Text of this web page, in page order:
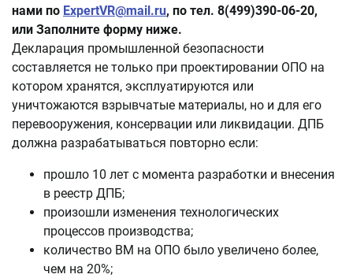
нами по ExpertVR@mail.ru, по тел. 8(499)390-06-20,
или Заполните форму ниже.
Декларация промышленной безопасности
составляется не только при проектировании ОПО на
котором хранятся, эксплуатируются или
уничтожаются взрывчатые материалы, но и для его
перевооружения, консервации или ликвидации. ДПБ
должна разрабатываться повторно если:
прошло 10 лет с момента разработки и внесения
в реестр ДПБ;
произошли изменения технологических
процессов производства;
количество ВМ на ОПО было увеличено более,
чем на 20%;